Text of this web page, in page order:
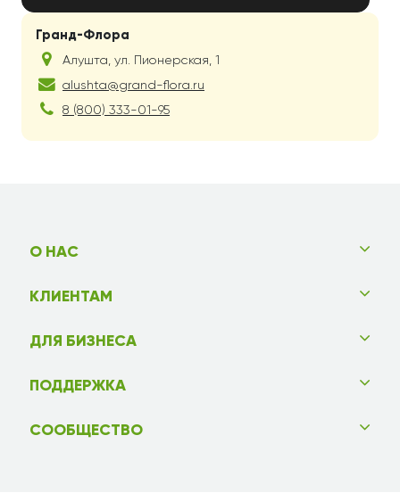
Гранд-Флора
Алушта ул. Пионерская, 1
alushta@grand-flora.ru
8 (800) 333-01-95
О НАС
КЛИЕНТАМ
ДЛЯ БИЗНЕСА
ПОДДЕРЖКА
СООБЩЕСТВО